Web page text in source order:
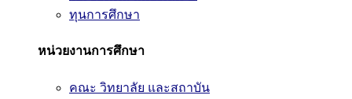
ทุนการศึกษา
หน่วยงานการศึกษา
คณะ วิทยาลัย และสถาบัน